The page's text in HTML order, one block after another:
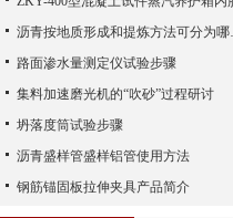
沥青
路面渗水量测定仪试验步骤
集料加速磨光机的“吹砂”过程研讨
坍落度筒试验步骤
沥青盛样管盛样铝管使用方法
钢筋锚固板拉伸夹具产品简介